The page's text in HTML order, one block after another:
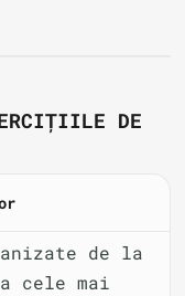
DE
de la
cele mai